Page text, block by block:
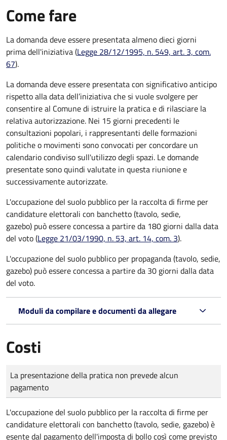
Come fare
La domanda deve essere presentataalmeno dieci giorni
primadell'iniziativa (Legge 28/12/1995, n. 549, art. 3, com.
67).
La domanda deve essere presentata con significativo anticipo
rispetto alla data dell’iniziativa che si vuole svolgere per
consentire al Comune di istruire la pratica e di rilasciare la
relativa autorizzazione. Nei 15 giorni precedenti le
consultazioni popolari, i rappresentanti delle formazioni
politiche o movimenti sono convocati per concordare un
calendario condiviso sull'utilizzo degli spazi. Le domande
presentate sono quindi valutate in questa riunione e
successivamente autorizzate.
L'occupazione del suolo pubblico per la raccolta di firme per
candidature elettorali con banchetto (tavolo, sedie,
gazebo) può essere concessa a partire da 180 giorni dalla data
del voto (Legge 21/03/1990, n. 53, art. 14, com. 3).
L'occupazione del suolo pubblico per propaganda (tavolo, sedie,
gazebo) può essere concessa a partire da 30 giorni dalla data
del voto.
Moduli da compilare e documenti da allegare
Costi
Tipo di pagamento
Importo
La presentazione della pratica non prevede alcun
pagamento
L'occupazione del suolo pubblico per la raccolta di firme per
candidature elettorali con banchetto (tavolo, sedie, gazebo) è
esente dal pagamento dell'imposta di bollo così come previsto